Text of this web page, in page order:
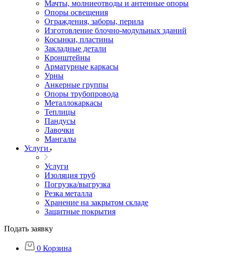
Мачты, молниеотводы и антенные опоры
Опоры освещения
Ограждения, заборы, перила
Изготовление блочно-модульных зданий
Косынки, пластины
Закладные детали
Кронштейны
Арматурные каркасы
Урны
Анкерные группы
Опоры трубопровода
Металлокаркасы
Теплицы
Пандусы
Лавочки
Мангалы
Услуги
Услуги
Изоляция труб
Погрузка/выгрузка
Резка металла
Хранение на закрытом складе
Защитные покрытия
Подать заявку
0 Корзина